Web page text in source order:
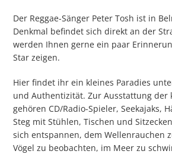
Der Reggae-Sänger Peter Tosh ist in
Denkmal befindet sich direkt an der
werden Ihnen gerne ein paar
Star zeigen.
Hier findet ihr ein kleines Paradies
und Authentizität. Zur Ausstattung der
gehören CD/Radio-Spieler, Seekajaks,
Steg mit Stühlen, Tischen und
sich entspannen, dem Wellenrauchen
Vögel zu beobachten, im Meer zu